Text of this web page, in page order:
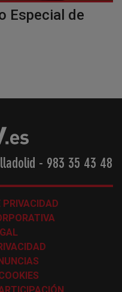
Especial de
- 983 35 43 48
PRIVACIDAD